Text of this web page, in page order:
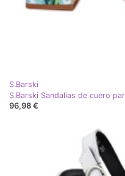
S.Barski
96,98 €